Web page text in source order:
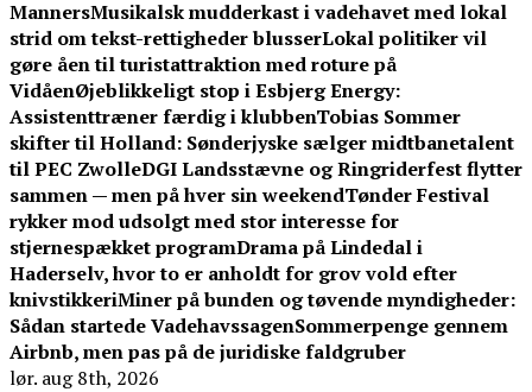
MannersMusikalsk mudderkast i vadehavet med lokal
strid om tekst-rettigheder blusserLokal politiker vil
gøre åen til turistattraktion med roture på
VidåenØjeblikkeligt stop i Esbjerg Energy:
Assistenttræner færdig i klubbenTobias Sommer
skifter til Holland: Sønderjyske sælger midtbanetalent
til PEC ZwolleDGI Landsstævne og Ringriderfest flytter
sammen — men på hver sin weekendTønder Festival
rykker mod udsolgt med stor interesse for
stjernespækket programDrama på Lindedal i
Haderselv, hvor to er anholdt for grov vold efter
knivstikkeriMiner på bunden og tøvende myndigheder:
Sådan startede VadehavssagenSommerpenge gennem
Airbnb, men pas på de juridiske faldgruber
lør. aug 8th, 2026